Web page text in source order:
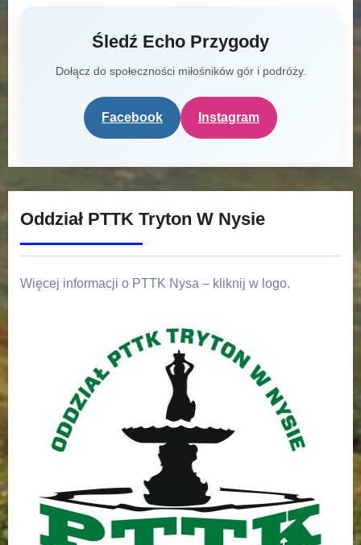
Śledź Echo Przygody
Dołącz do społeczności miłośników gór i podróży.
Facebook Instagram
Oddział PTTK Tryton W Nysie
Więcej informacji o PTTK Nysa – kliknij w logo.